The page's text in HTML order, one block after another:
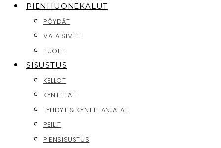
PIENHUONEKALUT
PÖYDÄT
VALAISIMET
TUOLIT
SISUSTUS
KELLOT
KYNTTILÄT
LYHDYT & KYNTTILÄNJALAT
PEILIT
PIENSISUSTUS